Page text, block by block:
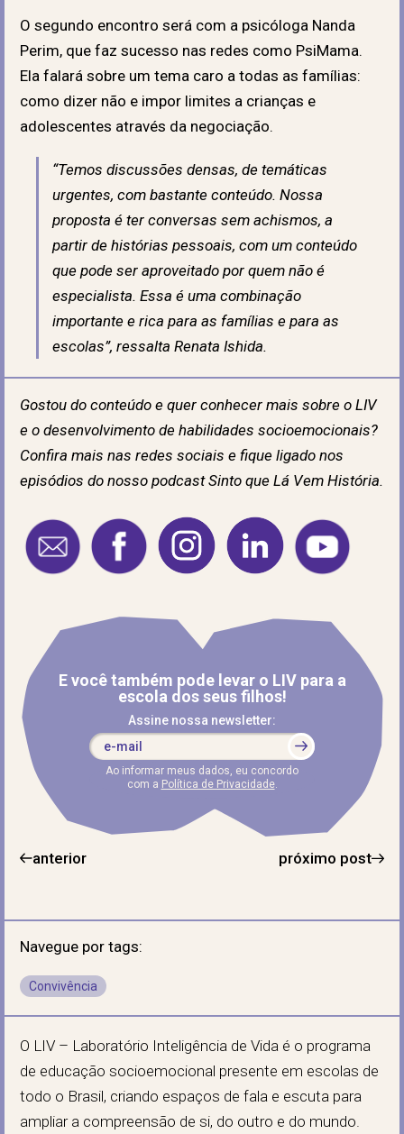
O segundo encontro será com a psicóloga Nanda
Perim, que faz sucesso nas redes como PsiMama.
Ela falará sobre um tema caro a todas as famílias:
como dizer não e impor limites a crianças e
adolescentes através da negociação.
“Temos discussões densas, de temáticas
urgentes, com bastante conteúdo. Nossa
proposta é ter conversas sem achismos, a
partir de histórias pessoais, com um conteúdo
que pode ser aproveitado por quem não é
especialista. Essa é uma combinação
importante e rica para as famílias e para as
escolas”, ressalta Renata Ishida.
Gostou do conteúdo e quer conhecer mais sobre o LIV
e o desenvolvimento de habilidades socioemocionais?
Confira mais nas redes sociais e fique ligado nos
episódios do nosso podcast Sinto que Lá Vem História.
E você também pode levar o LIV para a
escola dos seus filhos!
Assine nossa newsletter:
Ao informar meus dados, eu concordo
com a Política de Privacidade.
anterior próximo post
Navegue por tags:
Convivência
O LIV – Laboratório Inteligência de Vida é o programa
de educação socioemocional presente em escolas de
todo o Brasil, criando espaços de fala e escuta para
ampliar a compreensão de si, do outro e do mundo.